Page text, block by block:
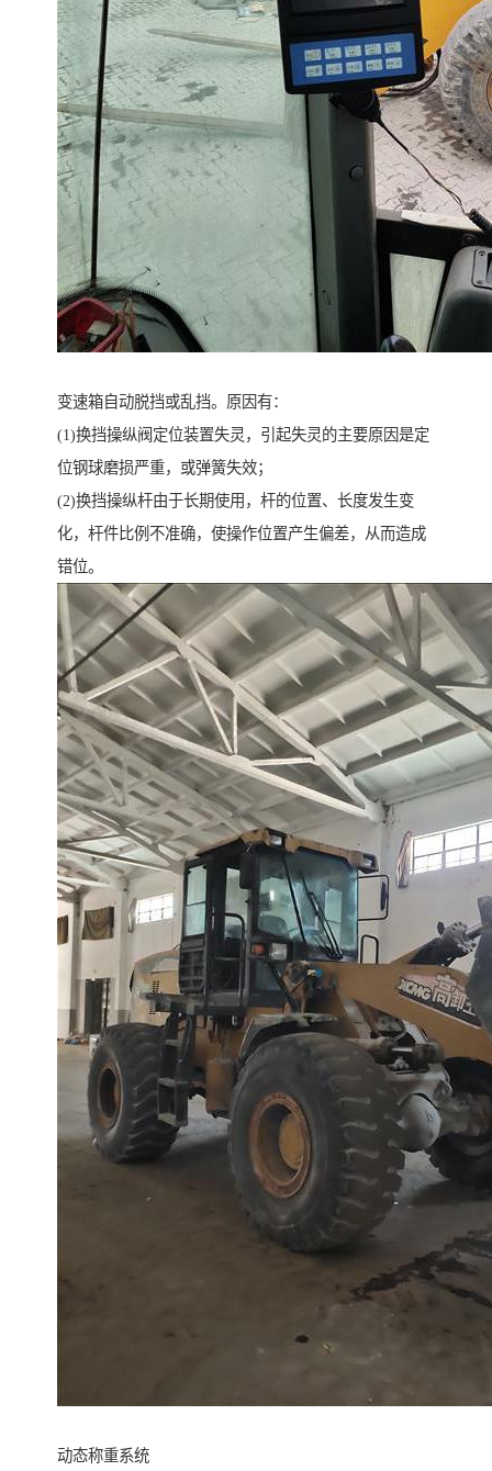
变速箱自动脱挡或乱挡。原因有：
(1)换挡操纵阀定位装置失灵，引起失灵的主要原因是定
位钢球磨损严重，或弹簧失效；
(2)换挡操纵杆由于长期使用，杆的位置、长度发生变
化，杆件比例不准确，使操作位置产生偏差，从而造成
错位。
动态称重系统